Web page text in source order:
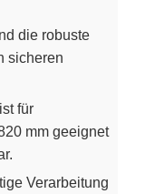
die robuste
sicheren
für
mm geeignet
Verarbeitung